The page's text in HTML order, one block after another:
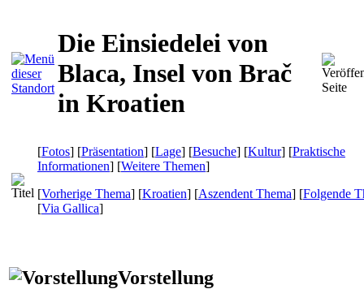
Die Einsiedelei von
Blaca, Insel von Brač
in Kroatien
[Fotos] [Präsentation] [Lage] [Besuche] [Kultur] [Praktische
Informationen] [Weitere Themen]
[Vorherige Thema] [Kroatien] [Aszendent Thema] [Folgende
[Via Gallica]
Vorstellung